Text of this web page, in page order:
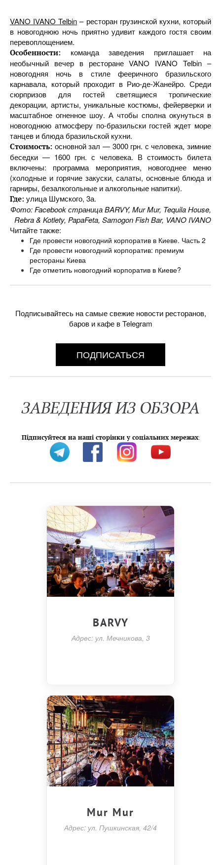
VANO IVANO Telbin – ресторан грузинской кухни, который
в новогоднюю ночь приятно удивит каждого гостя своим
перевоплощением.
Особенности: команда заведения приглашает на
необычный вечер в ресторане VANO IVANO Telbin –
новогодняя ночь в стиле фееричного бразильского
карнавала, который проходит в Рио-де-Жанейро. Среди
сюрпризов для гостей светящиеся тропические
декорации, артисты, уникальные костюмы, фейерверки и
масштабное огненное шоу. А чтобы сполна окунуться в
новогоднюю атмосферу по-бразильски гостей ждет море
танцев и блюда бразильской кухни.
Стоимость: основной зал — 3000 грн. с человека, зимние
беседки — 1600 грн. с человека. В стоимость билета
включены: программа мероприятия, новогоднее меню
(холодные и горячие закуски, салаты, основные блюда и
гарниры, безалкогольные и алкогольные напитки).
Где: улица Шумского, 3а.
Фото: Facebook страница BARVY, Mur Mur, Tequila House,
Rebra & Kotlety, PapaFeta, Samogon Fish Bar, VANO IVANO
Читайте также:
Где провести новогодний корпоратив в Киеве. Часть 2
Где провести новогодний корпоратив: премиум
рестораны Киева
Где отметить новогодний корпоратив в Киеве?
Подписывайтесь на самые свежие новости ресторанов,
баров и кафе в Telegram
ПОДПИСАТЬСЯ
ЗАВЕДЕНИЯ ИЗ ОБЗОРА
Підписуйтеся на наші сторінки у соціальних мережах:
BARVY
Адрес: ул. Мечникова, 3
Mur Mur
Адрес: ул. Пушкинская, 42/4